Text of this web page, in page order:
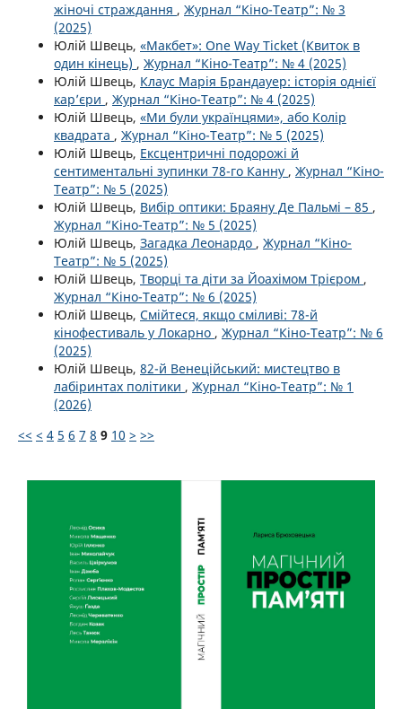
жіночі страждання , Журнал “Кіно-Театр”: № 3
(2025)
Юлій Швець, «Макбет»: One Way Ticket (Квиток в
один кінець) , Журнал “Кіно-Театр”: № 4 (2025)
Юлій Швець, Клаус Марія Брандауер: історія однієї
кар’єри , Журнал “Кіно-Театр”: № 4 (2025)
Юлій Швець, «Ми були українцями», або Колір
квадрата , Журнал “Кіно-Театр”: № 5 (2025)
Юлій Швець, Ексцентричні подорожі й
сентиментальні зупинки 78-го Канну , Журнал “Кіно-
Театр”: № 5 (2025)
Юлій Швець, Вибір оптики: Браяну Де Пальмі – 85 ,
Журнал “Кіно-Театр”: № 5 (2025)
Юлій Швець, Загадка Леонардо , Журнал “Кіно-
Театр”: № 5 (2025)
Юлій Швець, Творці та діти за Йоахімом Трієром ,
Журнал “Кіно-Театр”: № 6 (2025)
Юлій Швець, Смійтеся, якщо сміливі: 78-й
кінофестиваль у Локарно , Журнал “Кіно-Театр”: № 6
(2025)
Юлій Швець, 82-й Венеційський: мистецтво в
лабіринтах політики , Журнал “Кіно-Театр”: № 1
(2026)
<< < 4 5 6 7 8 9 10 > >>